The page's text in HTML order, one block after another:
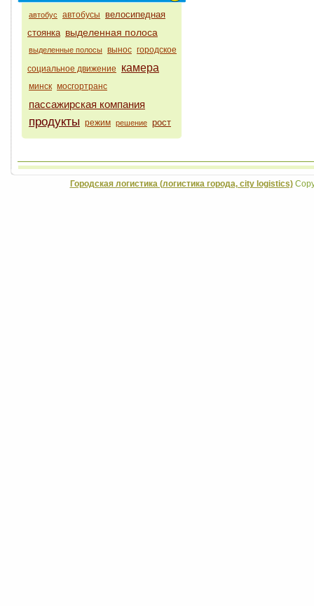
автобус автобусы
велосипедная
стоянка выделенная полоса
выделенные полосы вынос городское
социальное движение
камера
минск мосгортранс
пассажирская компания
продукты режим решение рост
Городская логистика (логистика города, city logistics)